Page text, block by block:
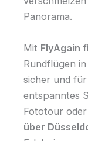
Panorama.
Mit FlyAgain
Rundflügen
sicher und für
entspanntes
Fototour
über